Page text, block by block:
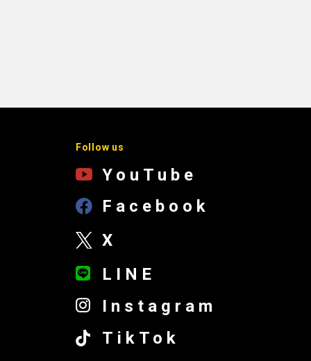
Follow us
YouTube
Facebook
X
LINE
Instagram
TikTok